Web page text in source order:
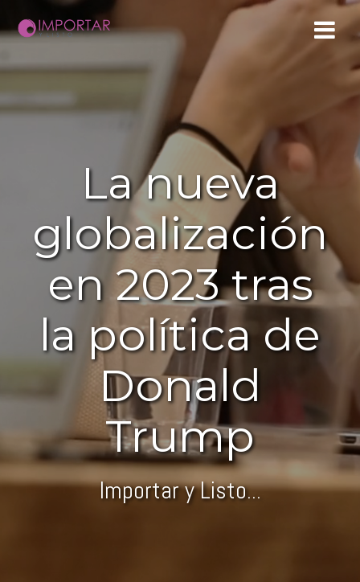
contenido
La nueva
globalización
en 2023 tras
la política de
Donald
Trump
Importar y Listo...